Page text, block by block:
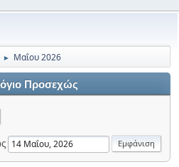
► Μαΐου 2026
Προσεχώς